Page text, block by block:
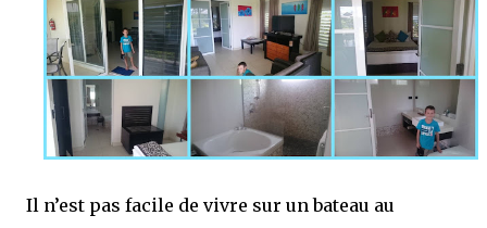
Il n’est pas facile de vivre sur un bateau au